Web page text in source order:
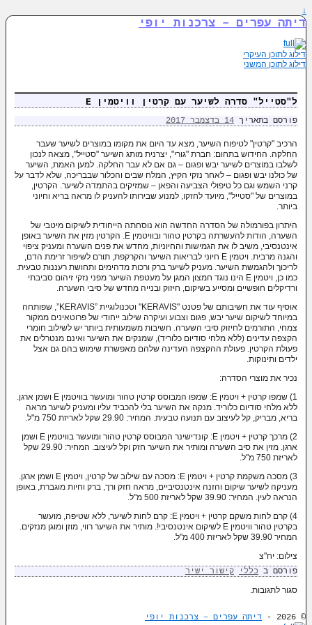
↓
דיתה עפרים – צרכנות יופי
דילוג לתוכן העיקרי
דילוג לתוכן המשני
ל"סטייל" סדרה לשיער עם קרטין וויטמין E
פורסם בתאריך 14 בדצמבר 2017
הרכיב "קרטין" לטיפוח השיער, מצא עד היום את מקומו במוצרים לשיער שעבר
החלקה. החידוש בתחום: חברת "גורי", יצרנית מותג השיער "סטייל", מצאה לנכון
לשלבו במוצרים לשיער יבש ופגום – גם אם לא עבר החלקה. למען האמת, השיער
של כולנו יבש ופגום – לאחר נזקי הקיץ, המלח שבים והכלור שבבריכה, שלא לדבר על
קרני השמש וגם כל טיפולי הצביעה והפאן – שמזיקים בהתמדה לשיער. הקרטין,
במוצרים של "סטייל", מיועד לחזקו, למנוע שבירותו להעניק לו מראה בריא וחיוני
ביותר.
היתרון בפורמולה של הסדרה החדשה הוא נוסחתה הייחודית לשיקום מיטבי של
השערה, הודות להעשרתה בקרטין טהור ובוויטמין E. הקרטין מזין את השיער באופן
אינטנסיבי, משיב לו את הגמישות והחיוניות, מחדש את פנים השערה ומעניק ציפוי
והגנה מרבית. ויטמין E חיוני לבריאות השיער והקרקפת, תורם לשיפור זרימת הדם,
לריכוך ולהגמשת השיער. מעניק לשיער ברק ורכות מדהימים ותחושת רעננות טבעית.
כמו כן, ויטמין E הינו נוגד חמצון המגן על מעטפת השיער מפני נזקי זיהום סביבתי
ורדיקלים חופשיים ומסייע בשיקום, חיזוק ובנייה מחדש של סיבי השערה.
אוסיף עוד
את חשיבותם של פטנט "KERAVIS" וטכנולוגיית ”KERAVIS”, שפותחה
במיוחד לשיקום שיער יבש, פגום וצבוע ועיקרה שילוב ייחודי של פרוטאינים ממקור
צמחי, התורמים לחיזוק סיבי השערה. חשיבות משמעותית ביותר יש לשילוב חומרי
הקצפה עדינים (ללא מלחי סודיום כלוריד), שמנקים את השיער ואינם מנטרלים את
פעולת הקרטין. פעולת ההקצפה העדינה שלהם מאפשרת שימוש בהם גם אצל
ילדים ותינוקות.
נכיר את מוצרי הסדרה:
1) שמפו קרטין + ויטמין E: שמפו המבוסס קרטין טהור ומועשר בוויטמין E ושמן ארגן.
ללא מלחי סודיום כלוריד. מנקה את השיער בלי להכביד עליו ומעניק לשיער מראה
בריא, מבריק, קל לעיצוב עם תנועה טבעית. המחיר: 29.90 שקל לאריזת 750 מ"ל.
2) מרכך קרטין + ויטמין E: קונדישינר המבוסס קרטין טהור ומועשר בוויטמין E ושמן
ארגן. מזין את סיב השערה ומותיר את השיער חזק וקל לעיצוב. המחיר: 29.90 שקל
לאריזת 750 מ"ל.
3) מסכה משקמת קרטין + ויטמין E: מסכה עם שילוב של קרטין, ויטמין E ושמן ארגן.
מעניקה לשיער שיקום והזנה אינטנסיביים, מראה חזק ורך, ברק וחיות מוגברת, באופן
הנראה לעין. המחיר: 39.90 שקל לאריזת 500 מ"ל.
4) קרם לחות משקם קרטין + ויטמין E: קרם לחות לשיער, ללא שטיפה, מועשר
בקרטין טהור וויטמין E לשיקום אינטנסיבי!. מותיר את השיער רווי, מוזן ומוגן מנזקים.
המחיר 39.90 שקל לאריזת 400 מ"ל.
צילום: יח"צ
פורסם ב כללי
קישור ישיר
סגור לתגובות.
© 2026 - דיתה עפרים – צרכנות יופי